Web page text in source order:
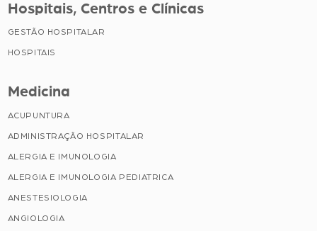
Hospitais, Centros e Clínicas
GESTÃO HOSPITALAR
HOSPITAIS
Medicina
ACUPUNTURA
ADMINISTRAÇÃO HOSPITALAR
ALERGIA E IMUNOLOGIA
ALERGIA E IMUNOLOGIA PEDIATRICA
ANESTESIOLOGIA
ANGIOLOGIA